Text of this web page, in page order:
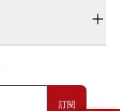
訂閱